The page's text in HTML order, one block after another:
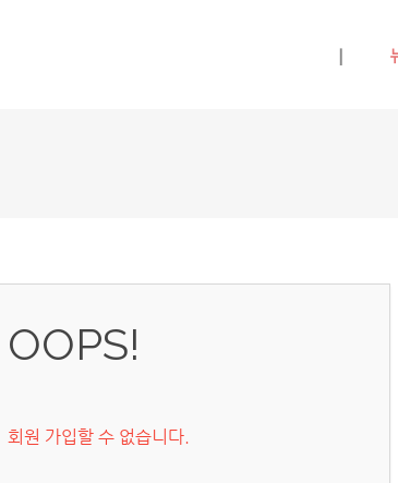
|
OOPS!
회원 가입할 수 없습니다.